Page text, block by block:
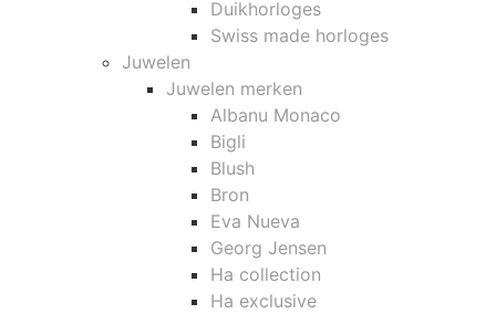
Duikhorloges
Swiss made horloges
Juwelen
Juwelen merken
Albanu Monaco
Bigli
Blush
Bron
Eva Nueva
Georg Jensen
Ha collection
Ha exclusive